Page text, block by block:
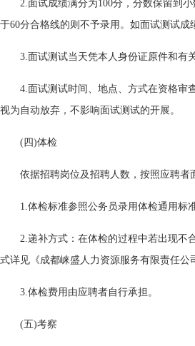
2.面试成绩满分为100分，分数保留到
于60分合格线的则不予录用。如面试测试
3.面试测试当天凭本人身份证原件和有
4.面试测试时间、地点、方式在资格审
视为自动放弃，不影响面试测试的开展。
(四)体检
依据招聘岗位及招聘人数，按照应聘
1.体检标准参照公务员录用体检通用标准
2.递补方式：在体检的过程中若出现不
式详见《成都崃盛人力资源服务有限责任
3.体检费用由应聘者自行承担。
(五)考察